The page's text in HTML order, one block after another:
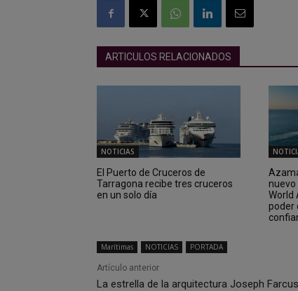
ARTICULOS RELACIONADOS
NOTICIAS
El Puerto de Cruceros de
Tarragona recibe tres cruceros
en un solo día
World
poder
Marítimas NOTICIAS PORTADA
Artículo anterior
La estrella de la arquitectura Joseph